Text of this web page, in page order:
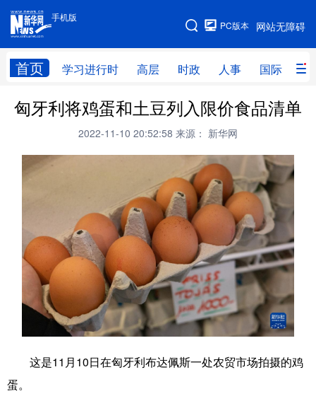
手机版
网站无障碍
PC版本
首页 学习进行时 高层 时政 人事 国际 财
手机版
网站地图
学习进行时 高层 时政 人事
财经 网评
台湾 全球连线 教育
量子 体育
书画 健康 军事
视频 图片 政务
法律 中央文件 金融 汽车
食品 人居 信息化 数字经济
匈牙利将鸡蛋和土豆列入限价食品清单
2022-11-10 20:52:58 来源： 新华网
这是11月10日在匈牙利布达佩斯一处农贸市场拍摄的鸡
蛋。